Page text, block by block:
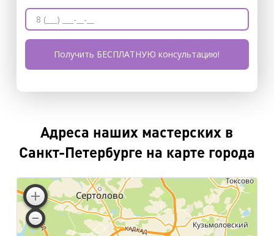
Адреса наших мастерских в
Санкт-Петербурге на карте города